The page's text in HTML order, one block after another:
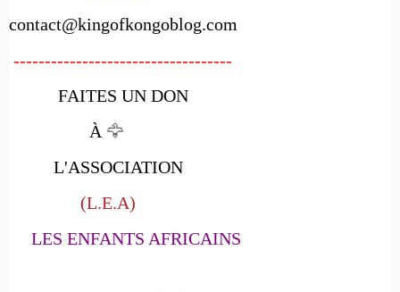
contact@kingofkongoblog.com
-----------------------------------
FAITES UN DON
À 🦅
L'ASSOCIATION
(L.E.A)
LES ENFANTS AFRICAINS